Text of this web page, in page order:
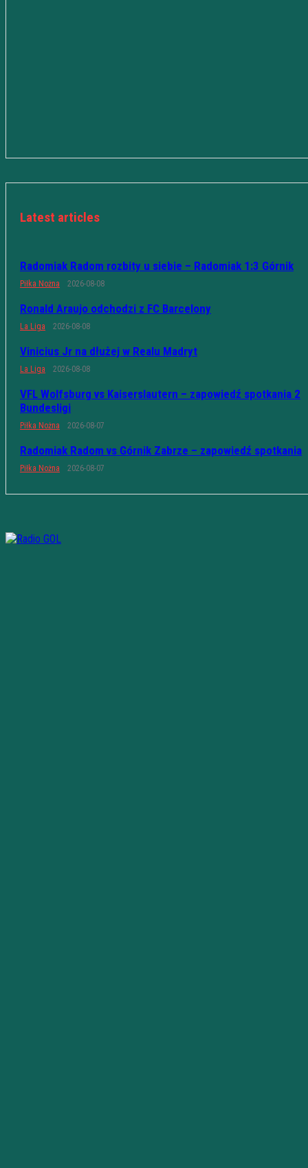
Latest articles
Radomiak Radom rozbity u siebie – Radomiak 1:3 Górnik
Piłka Nożna 2026-08-08
Ronald Araujo odchodzi z FC Barcelony
La Liga 2026-08-08
Vinicius Jr na dłużej w Realu Madryt
La Liga 2026-08-08
VFL Wolfsburg vs Kaiserslautern – zapowiedź spotkania 2
Bundesligi
Piłka Nożna 2026-08-07
Radomiak Radom vs Górnik Zabrze – zapowiedź spotkania
Piłka Nożna 2026-08-07